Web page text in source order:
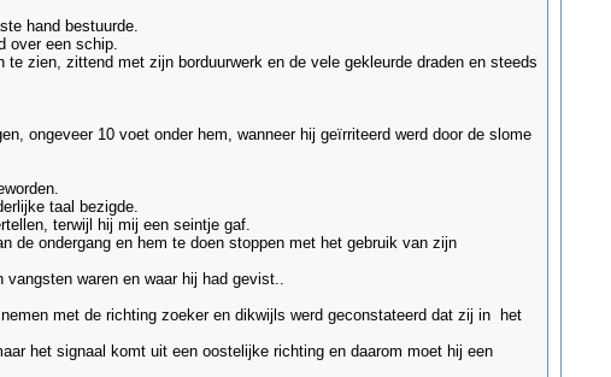
hand bestuurde.
over een schip.
zien, zittend met zijn borduurwerk en de vele gekleurde draden en steeds
ongeveer 10 voet onder hem, wanneer hij geïrriteerd werd door de slome
taal bezigde.
terwijl hij mij een seintje gaf.
de ondergang en hem te doen stoppen met het gebruik van zijn
waren en waar hij had gevist..
met de richting zoeker en dikwijls werd geconstateerd dat zij in het
het signaal komt uit een oostelijke richting en daarom moet hij een